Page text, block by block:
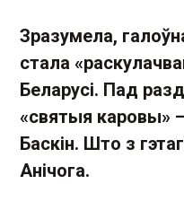
Зразумела,
стала
Беларусі. Пад
«святыя каровы»
Баскін. Што з
Анічога.